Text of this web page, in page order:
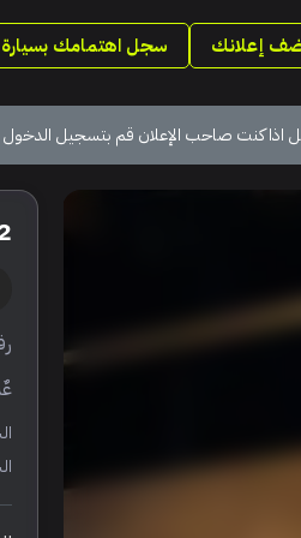
إعلانك سجل اهتمامك بسيارة
اذا كنت صاحب الإعلان قم بتسجيل الدخول